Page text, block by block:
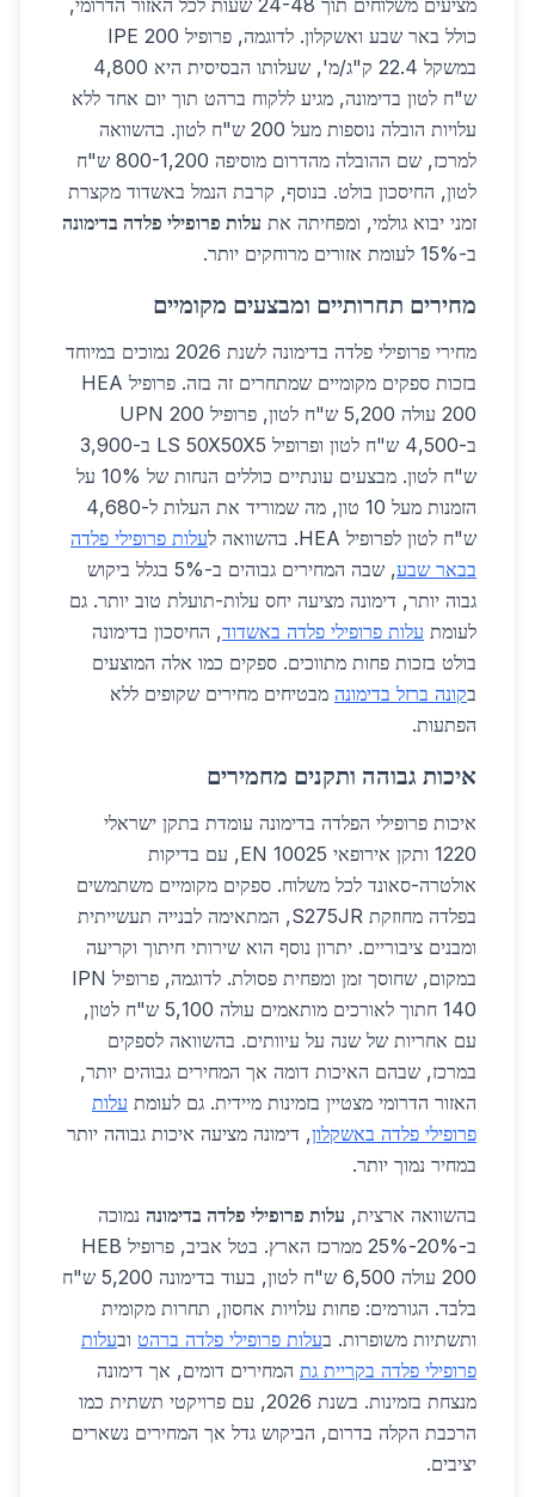
מציעים משלוחים תוך 24-48 שעות לכל האזור הדרומי,
כולל באר שבע ואשקלון. לדוגמה, פרופיל IPE 200
במשקל 22.4 ק"ג/מ', שעלותו הבסיסית היא 4,800
ש"ח לטון בדימונה, מגיע ללקוח ברהט תוך יום אחד ללא
עלויות הובלה נוספות מעל 200 ש"ח לטון. בהשוואה
למרכז, שם ההובלה מהדרום מוסיפה 800-1,200 ש"ח
לטון, החיסכון בולט. בנוסף, קרבת הנמל באשדוד מקצרת
זמני יבוא גולמי, ומפחיתה את עלות פרופילי פלדה בדימונה
ב-15% לעומת אזורים מרוחקים יותר.
מחירים תחרותיים ומבצעים מקומיים
מחירי פרופילי פלדה בדימונה לשנת 2026 נמוכים במיוחד
בזכות ספקים מקומיים שמתחרים זה בזה. פרופיל HEA
200 עולה 5,200 ש"ח לטון, פרופיל UPN 200
ב-4,500 ש"ח לטון ופרופיל LS 50X50X5 ב-3,900
ש"ח לטון. מבצעים עונתיים כוללים הנחות של 10% על
הזמנות מעל 10 טון, מה שמוריד את העלות ל-4,680
ש"ח לטון לפרופיל HEA. בהשוואה ל
עלות פרופילי פלדה
בבאר שבע
, שבה המחירים גבוהים ב-5% בגלל ביקוש
גבוה יותר, דימונה מציעה יחס עלות-תועלת טוב יותר. גם
לעומת עלות פרופילי פלדה באשדוד, החיסכון בדימונה
בולט בזכות פחות מתווכים. ספקים כמו אלה המוצעים
בקונה ברזל בדימונה מבטיחים מחירים שקופים ללא
הפתעות.
איכות גבוהה ותקנים מחמירים
איכות פרופילי הפלדה בדימונה עומדת בתקן ישראלי
1220 ותקן אירופאי EN 10025, עם בדיקות
אולטרה-סאונד לכל משלוח. ספקים מקומיים משתמשים
בפלדה מחוזקת S275JR, המתאימה לבנייה תעשייתית
ומבנים ציבוריים. יתרון נוסף הוא שירותי חיתוך וקריעה
במקום, שחוסך זמן ומפחית פסולת. לדוגמה, פרופיל IPN
140 חתוך לאורכים מותאמים עולה 5,100 ש"ח לטון,
עם אחריות של שנה על עיוותים. בהשוואה לספקים
במרכז, שבהם האיכות דומה אך המחירים גבוהים יותר,
האזור הדרומי מצטיין בזמינות מיידית. גם לעומת עלות
פרופילי פלדה באשקלון, דימונה מציעה איכות גבוהה יותר
במחיר נמוך יותר.
בהשוואה ארצית, עלות פרופילי פלדה בדימונה נמוכה
ב-20%-25% ממרכז הארץ. בטל אביב, פרופיל HEB
200 עולה 6,500 ש"ח לטון, בעוד בדימונה 5,200 ש"ח
בלבד. הגורמים: פחות עלויות אחסון, תחרות מקומית
ותשתיות משופרות. בעלות פרופילי פלדה ברהט ובעלות
פרופילי פלדה בקריית גת המחירים דומים, אך דימונה
מנצחת בזמינות. בשנת 2026, עם פרויקטי תשתית כמו
הרכבת הקלה בדרום, הביקוש גדל אך המחירים נשארים
יציבים.